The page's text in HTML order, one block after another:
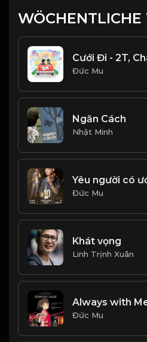
WÖCHENTLICHE
Cưới Đi - 2T,
Đức Mu
Ngăn Cách
Nhật Minh
Đức Mu
Khát vọng
Linh Trịnh Xuân
Đức Mu